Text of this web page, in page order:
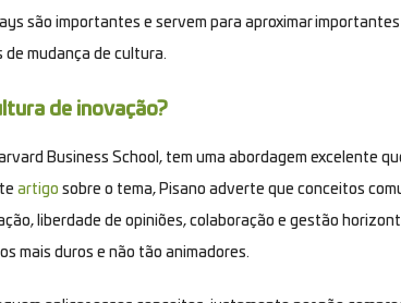
são importantes e servem para aproximar
de mudança de cultura.
de inovação?
Business School , tem uma abordagem excelente
artigo sobre o tema, Pisano adverte que conceitos
liberdade de opiniões, colaboração e gestão
mais duros e não tão animadores.